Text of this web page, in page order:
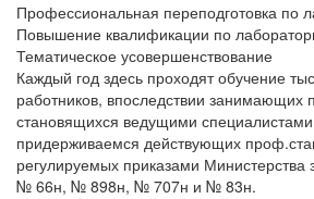
Профессиональная переподготовка по
Повышение квалификации по
Тематическое усовершенствование
Каждый год здесь проходят обучение
работников, впоследствии занимающих
становящихся ведущими
придерживаемся действующих
регулируемых приказами
№ 66н, № 898н, № 707н и № 83н.